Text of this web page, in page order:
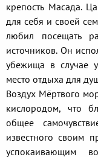
крепость Масада.
для себя и своей
любил посещать
источников. Он
убежища в случае
место отдыха для
Воздух Мёртвого
кислородом, что
общее
известного своим
успокаивающим